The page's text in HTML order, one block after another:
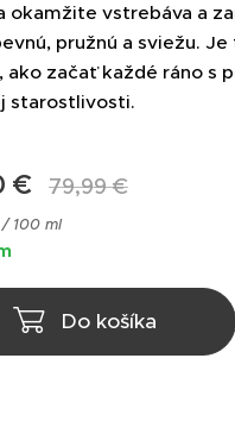
okamžite vstrebáva a
pružnú a sviežu.
ako začať každé ráno s
starostlivosti.
€ 79,99€
100 ml
Do košíka